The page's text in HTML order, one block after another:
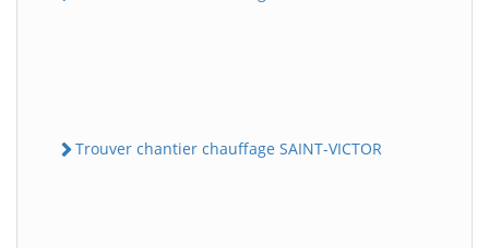
Trouver chantier chauffage SAINT-VICTOR